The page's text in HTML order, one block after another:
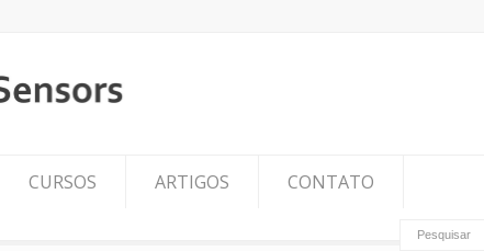
CURSOS ARTIGOS CONTATO